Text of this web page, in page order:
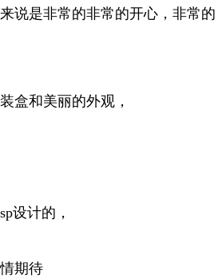
说是非常的非常的开心，非常的
盒和美丽的外观，
设计的，
期待